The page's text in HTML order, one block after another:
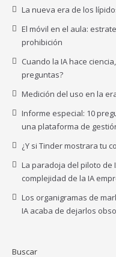
La nueva era de los
El móvil en el aula:
prohibición
Cuando la IA hace
preguntas?
Medición del uso en la
Informe especial: 10
una plataforma de
¿Y si Tinder mostrara tu
La paradoja del piloto de
complejidad de la IA
Los organigramas de
IA acaba de dejarlos
Buscar